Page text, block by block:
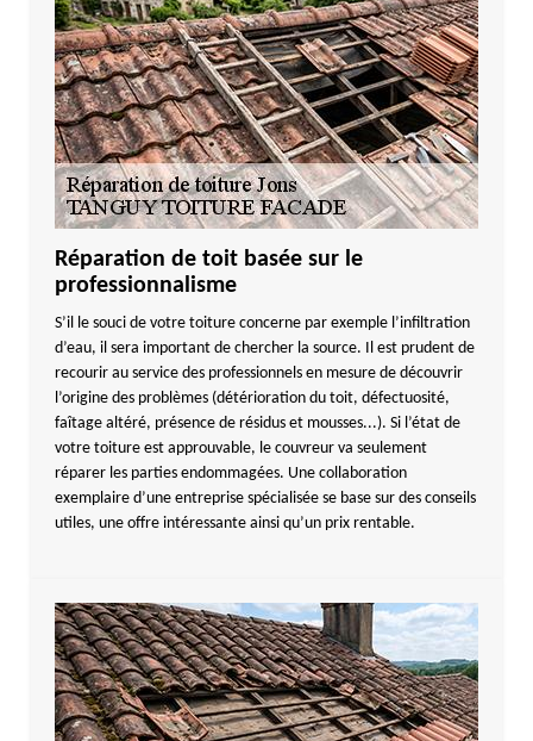
Réparation de toit basée sur le
professionnalisme
S’il le souci de votre toiture concerne par exemple l’infiltration
d’eau, il sera important de chercher la source. Il est prudent de
recourir au service des professionnels en mesure de découvrir
l’origine des problèmes (détérioration du toit, défectuosité,
faîtage altéré, présence de résidus et mousses...). Si l’état de
votre toiture est approuvable, le couvreur va seulement
réparer les parties endommagées. Une collaboration
exemplaire d’une entreprise spécialisée se base sur des conseils
utiles, une offre intéressante ainsi qu’un prix rentable.